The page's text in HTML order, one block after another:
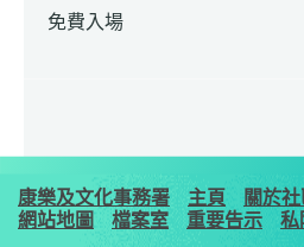
免費入場
康樂及文化事務署 主頁 關於
網站地圖
檔案室 重要告示 私